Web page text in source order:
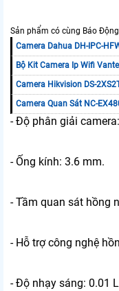
Sản phẩm có cùng Báo
Camera Dahua DH-IPC-
Bộ Kit Camera Ip Wifi
Camera Hikvision DS-
Camera Quan Sát NC-
- Độ phân giải
- Ống kính: 3.6 mm.
- Tầm quan sát hồng
- Hỗ trợ công nghệ
- Độ nhạy sáng: 0.01